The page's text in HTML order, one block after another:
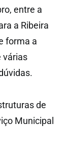
entre a
a Ribeira
forma a
várias
de
Municipal